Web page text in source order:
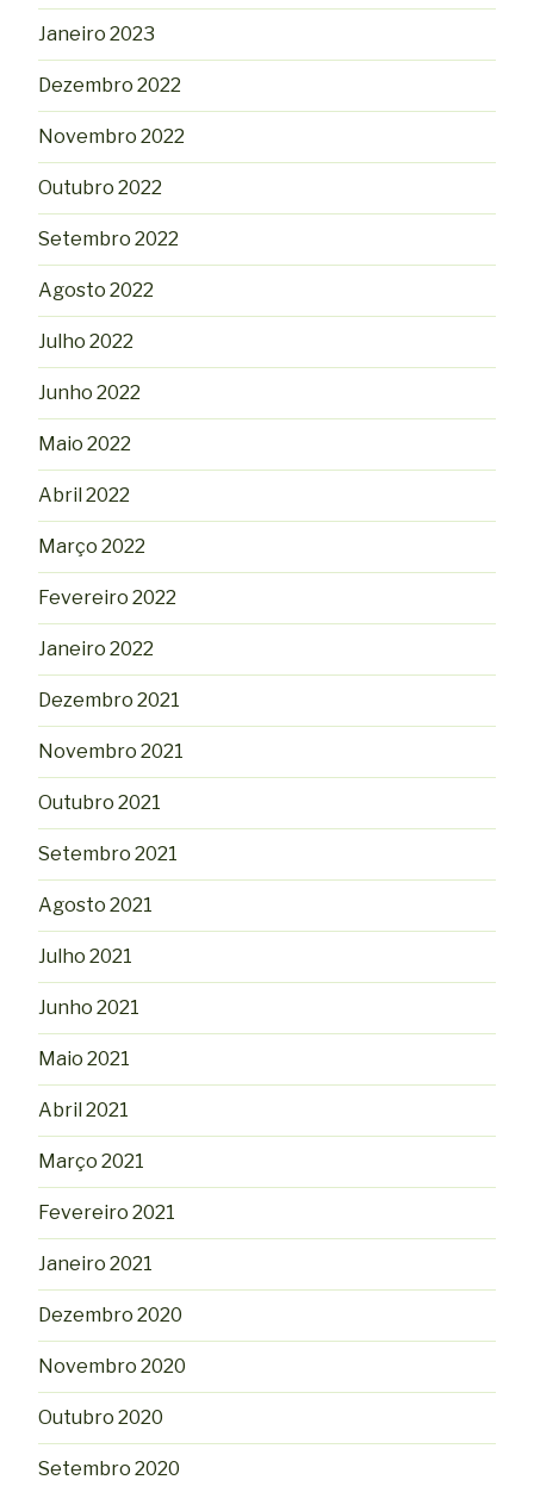
Janeiro 2023
Dezembro 2022
Novembro 2022
Outubro 2022
Setembro 2022
Agosto 2022
Julho 2022
Junho 2022
Maio 2022
Abril 2022
Março 2022
Fevereiro 2022
Janeiro 2022
Dezembro 2021
Novembro 2021
Outubro 2021
Setembro 2021
Agosto 2021
Julho 2021
Junho 2021
Maio 2021
Abril 2021
Março 2021
Fevereiro 2021
Janeiro 2021
Dezembro 2020
Novembro 2020
Outubro 2020
Setembro 2020